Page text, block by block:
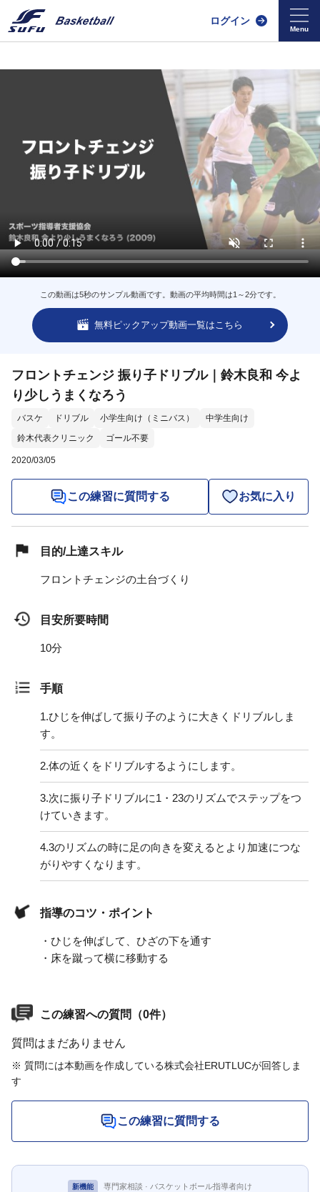
ログイン
この動画は5秒のサンプル動画です。動画の平均時間は1～2分です。
無料ピックアップ動画一覧はこちら
フロントチェンジ 振り子ドリブル｜鈴木良和 今よ
り少しうまくなろう
バスケ ドリブル 小学生向け（ミニバス）
中学生向け
鈴木代表クリニック
ゴール不要
2020/03/05
この練習に質問する お気に入り
目的/上達スキル
フロントチェンジの土台づくり
目安所要時間
10分
手順
1.ひじを伸ばして振り子のように大きくドリブルしま
す。
2.体の近くをドリブルするようにします。
3.次に振り子ドリブルに1・23のリズムでステップをつ
けていきます。
4.3のリズムの時に足の向きを変えるとより加速につな
がりやすくなります。
指導のコツ・ポイント
・ひじを伸ばして、ひざの下を通す
・床を蹴って横に移動する
この練習への質問（0件）
質問はまだありません
※ 質問には本動画を作成している株式会社ERUTLUCが回答しま
す
この練習に質問する
新機能 専門家相談 · バスケットボール指導者向け